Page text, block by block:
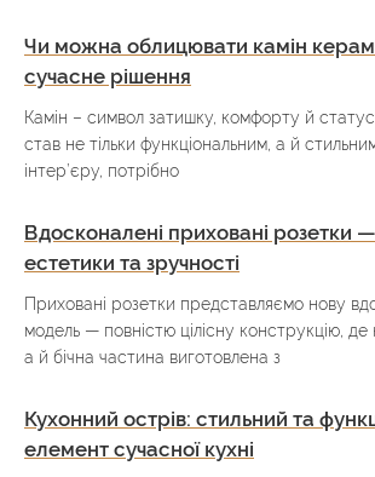
Чи можна облицювати камін
сучасне рішення
Камін – символ затишку, комфорту й
став не тільки функціональним, а й
інтер’єру, потрібно
Вдосконалені приховані розетки
естетики та зручності
Приховані розетки представляємо нову
модель — повністю цілісну конструкцію, де
а й бічна частина виготовлена з
Кухонний острів: стильний та
елемент сучасної кухні